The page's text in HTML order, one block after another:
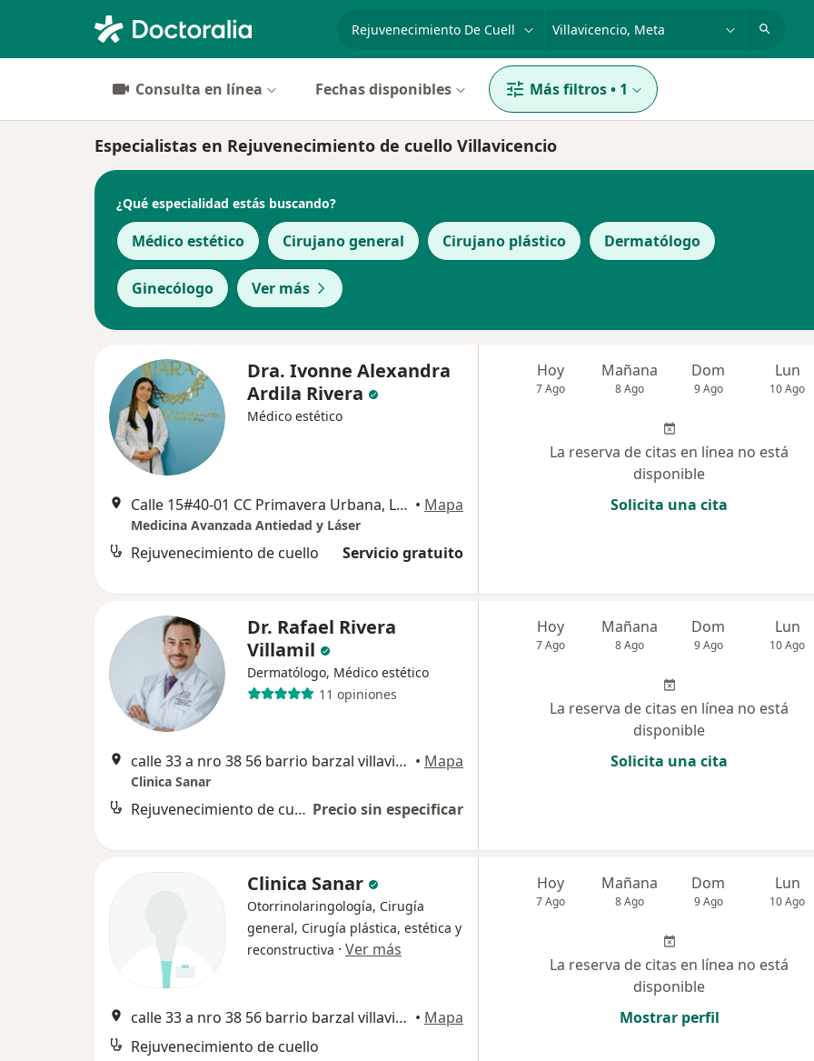
Consulta en línea Fechas disponibles Más filtros• 1
Especialistas en Rejuvenecimiento de cuello Villavicencio
¿Qué especialidad estás buscando?
Médico estético Cirujano general Cirujano plástico Dermatólogo
Ginecólogo Ver más
Dra. Ivonne Alexandra
Ardila Rivera
Médico estético
Calle 15#40-01 CC Primavera Urbana, Lobby 3, Consultorio 527, Villavicencio • Mapa
Medicina Avanzada Antiedad y Láser
Rejuvenecimiento de cuello Servicio gratuito
Hoy
7 Ago
Mañana
8 Ago
Dom
9 Ago
Lun
10 Ago
La reserva de citas en línea no está
disponible
Solicita una cita
Dr. Rafael Rivera
Villamil
Dermatólogo, Médico estético
11 opiniones
calle 33 a nro 38 56 barrio barzal villavicencio, Villavicencio • Mapa
Clinica Sanar
Rejuvenecimiento de cuello Precio sin especificar
Hoy
7 Ago
Mañana
8 Ago
Dom
9 Ago
Lun
10 Ago
La reserva de citas en línea no está
disponible
Solicita una cita
Clinica Sanar
Otorrinolaringología, Cirugía
general, Cirugía plástica, estética y
reconstructiva · Ver más
calle 33 a nro 38 56 barrio barzal villavicencio, Villavicencio • Mapa
Rejuvenecimiento de cuello
Hoy
7 Ago
Mañana
8 Ago
Dom
9 Ago
Lun
10 Ago
La reserva de citas en línea no está
disponible
Mostrar perfil